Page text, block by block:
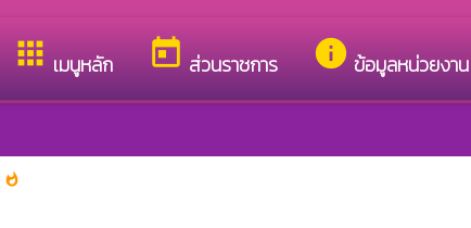
appsเมนูหลัก todayส่วนราชการ infoข้อมูลหน่วยงาน
ยินดีต้อนรับสู่เว็บไซต์ของ เทศบาลตำบลศรีสงคราม
whatshot